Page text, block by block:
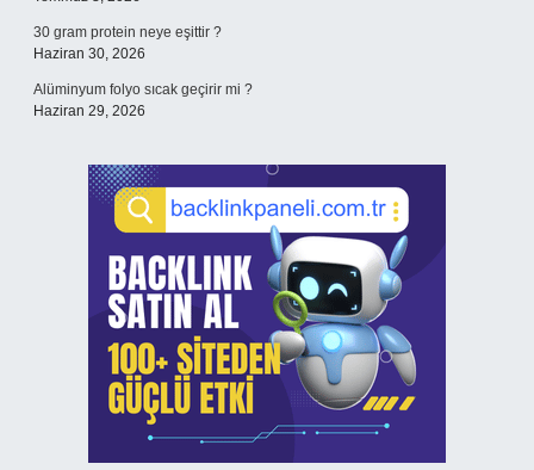
30 gram protein neye eşittir ?
Haziran 30, 2026
Alüminyum folyo sıcak geçirir mi ?
Haziran 29, 2026